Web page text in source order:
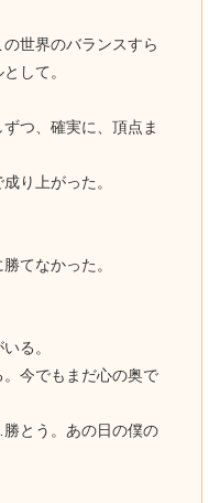
世界のバランスすら
して。
つ、確実に、頂点ま
り上がった。
てなかった。
る。
今でもまだ心の奥で
とう。あの日の僕の